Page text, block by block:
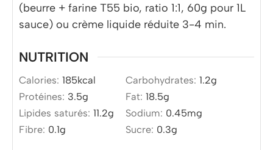
(beurre + farine T55 bio, ratio 1:1, 60g pour 1L
sauce) ou crème liquide réduite 3-4 min.
NUTRITION
Calories: 185kcal Carbohydrates: 1.2g
Protéines: 3.5g Fat: 18.5g
Lipides saturés: 11.2g Sodium: 0.45mg
Fibre: 0.1g Sucre: 0.3g